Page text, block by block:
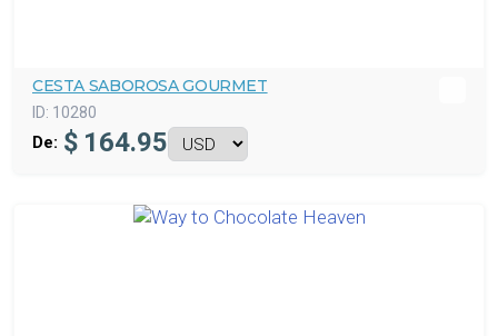
CESTA SABOROSA GOURMET
ID: 10280
De: $ 164.95